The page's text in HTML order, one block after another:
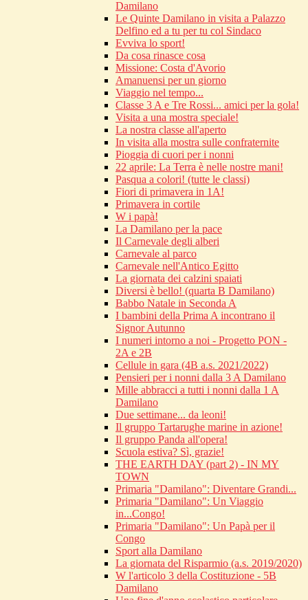
Damilano
Le Quinte Damilano in visita a Palazzo
Delfino ed a tu per tu col Sindaco
Evviva lo sport!
Da cosa rinasce cosa
Missione: Costa d'Avorio
Amanuensi per un giorno
Viaggio nel tempo...
Classe 3 A e Tre Rossi... amici per la gola!
Visita a una mostra speciale!
La nostra classe all'aperto
In visita alla mostra sulle confraternite
Pioggia di cuori per i nonni
22 aprile: La Terra è nelle nostre mani!
Pasqua a colori! (tutte le classi)
Fiori di primavera in 1A!
Primavera in cortile
W i papà!
La Damilano per la pace
Il Carnevale degli alberi
Carnevale al parco
Carnevale nell'Antico Egitto
La giornata dei calzini spaiati
Diversi è bello! (quarta B Damilano)
Babbo Natale in Seconda A
I bambini della Prima A incontrano il
Signor Autunno
I numeri intorno a noi - Progetto PON -
2A e 2B
Cellule in gara (4B a.s. 2021/2022)
Pensieri per i nonni dalla 3 A Damilano
Mille abbracci a tutti i nonni dalla 1 A
Damilano
Due settimane... da leoni!
Il gruppo Tartarughe marine in azione!
Il gruppo Panda all'opera!
Scuola estiva? Sì, grazie!
THE EARTH DAY (part 2) - IN MY
TOWN
Primaria "Damilano": Diventare Grandi...
Primaria "Damilano": Un Viaggio
in...Congo!
Primaria "Damilano": Un Papà per il
Congo
Sport alla Damilano
La giornata del Risparmio (a.s. 2019/2020)
W l'articolo 3 della Costituzione - 5B
Damilano